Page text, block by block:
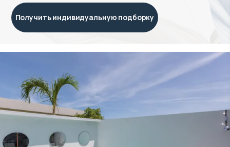
Получить индивидуальную подборку